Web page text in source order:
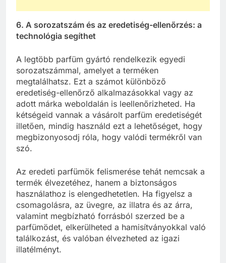
6. A sorozatszám és az eredetiség-ellenőrzés: a
technológia segíthet
A legtöbb parfüm gyártó rendelkezik egyedi
sorozatszámmal, amelyet a terméken
megtalálhatsz. Ezt a számot különböző
eredetiség-ellenőrző alkalmazásokkal vagy az
adott márka weboldalán is leellenőrizheted. Ha
kétségeid vannak a vásárolt parfüm eredetiségét
illetően, mindig használd ezt a lehetőséget, hogy
megbizonyosodj róla, hogy valódi termékről van
szó.
Az eredeti parfümök felismerése tehát nemcsak a
termék élvezetéhez, hanem a biztonságos
használathoz is elengedhetetlen. Ha figyelsz a
csomagolásra, az üvegre, az illatra és az árra,
valamint megbízható forrásból szerzed be a
parfümödet, elkerülheted a hamisítványokkal való
találkozást, és valóban élvezheted az igazi
illatélményt.